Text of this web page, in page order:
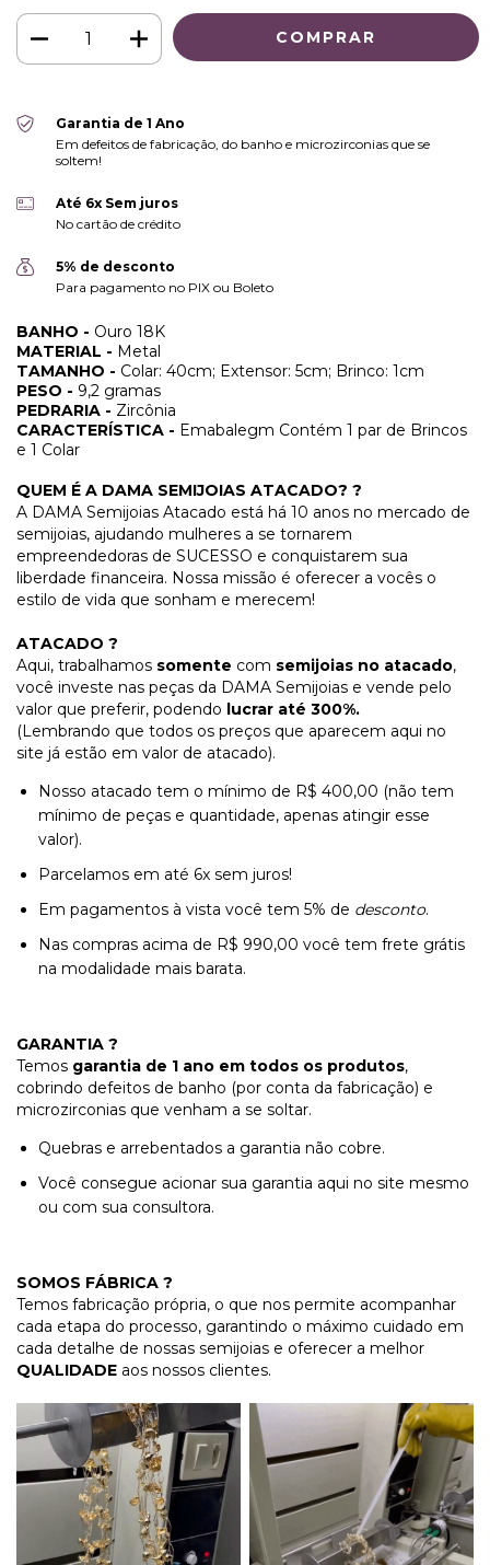
Garantia de 1 Ano
Em defeitos de fabricação, do banho e microzirconias que se
soltem!
Até 6x Sem juros
No cartão de crédito
5% de desconto
Para pagamento no PIX ou Boleto
BANHO - Ouro 18K
MATERIAL - Metal
TAMANHO - Colar: 40cm; Extensor: 5cm; Brinco: 1cm
PESO - 9,2 gramas
PEDRARIA - Zircônia
CARACTERÍSTICA - Emabalegm Contém 1 par de Brincos
e 1 Colar
QUEM É A DAMA SEMIJOIAS ATACADO? ?
A DAMA Semijoias Atacado está há 10 anos no mercado de
semijoias, ajudando mulheres a se tornarem
empreendedoras de SUCESSO e conquistarem sua
liberdade financeira. Nossa missão é oferecer a vocês o
estilo de vida que sonham e merecem!
ATACADO ?
Aqui, trabalhamos somente com semijoias no atacado,
você investe nas peças da DAMA Semijoias e vende pelo
valor que preferir, podendo lucrar até 300%.
(Lembrando que todos os preços que aparecem aqui no
site já estão em valor de atacado).
Nosso atacado tem o mínimo de R$ 400,00 (não tem
mínimo de peças e quantidade, apenas atingir esse
valor).
Parcelamos em até 6x sem juros!
Em pagamentos à vista você tem 5% de desconto.
Nas compras acima de R$ 990,00 você tem frete grátis
na modalidade mais barata.
GARANTIA ?
Temos garantia de 1 ano em todos os produtos,
cobrindo defeitos de banho (por conta da fabricação) e
microzirconias que venham a se soltar.
Quebras e arrebentados a garantia não cobre.
Você consegue acionar sua garantia aqui no site mesmo
ou com sua consultora.
SOMOS FÁBRICA ?
Temos fabricação própria, o que nos permite acompanhar
cada etapa do processo, garantindo o máximo cuidado em
cada detalhe de nossas semijoias e oferecer a melhor
QUALIDADE aos nossos clientes.